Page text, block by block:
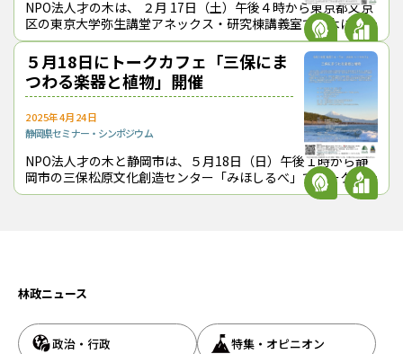
NPO法人才の木は、 ２月 17日（土）午後４時から東京都文京
区の東京大学弥生講堂アネックス・研究棟講義室で「木につく
菌・虫につく菌」をテーマにしたトークカフェを行う。森林総
合研究所の服部力氏と佐藤
５月18日にトークカフェ「三保にま
つわる楽器と植物」開催
2025年4月24日
静岡県セミナー・シンポジウム
NPO法人才の木と静岡市は、５月18日（日）午後１時から静
岡市の三保松原文化創造センター「みほしるべ」でトークカフ
ェを開催する。「三保にまつわる楽器と植物」をテーマに、元
林政ニュース
政治・行政 特集・オピニオン